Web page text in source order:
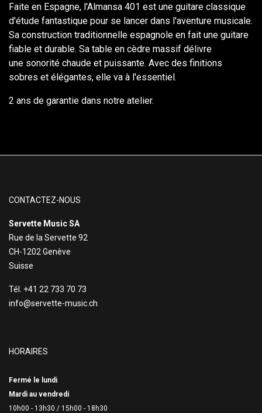
Faite en Espagne, l'Almansa 401 est une guitare classique
d'étude fantastique pour se lancer dans l'aventure musicale.
Sa construction traditionnelle espagnole en fait une guitare
fiable et durable. Sa table en cèdre massif délivre
une sonorité chaude et puissante. Avec des finitions
sobres et élégantes, elle va à l'essentiel.
2 ans de garantie dans notre atelier.
CONTACTEZ-NOUS
Servette Music SA
Rue de la Servette 92
CH-1202 Genève
Suisse
Tél. +41 22 733 70 73
info@servette-music.ch
HORAIRES
Fermé le lundi
Mardi au vendredi
10h00 - 13h30 / 15h00 - 18h30